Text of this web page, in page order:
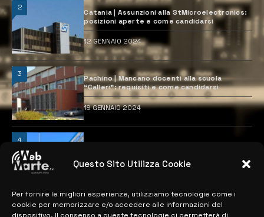
Questo Sito Utilizza Cookie
Per fornire le migliori esperienze, utilizziamo tecnologie come i
cookie per memorizzare e/o accedere alle informazioni del
2
Catania | Assunzioni alla StMicroelectronics:
posizioni aperte e come candidarsi
12 GENNAIO 2024
3
Pachino | Mancano docenti alla scuola
“Calleri”: requisiti e come candidarsi
18 GENNAIO 2024
4
previste